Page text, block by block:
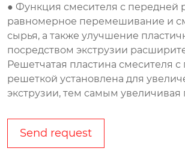
● Функция смесителя с передней
равномерное перемешивание и
сырья, а также улучшение
посредством экструзии
Решетчатая пластина смесителя
решеткой установлена ​​для
экструзии, тем самым увеличивая
Send request